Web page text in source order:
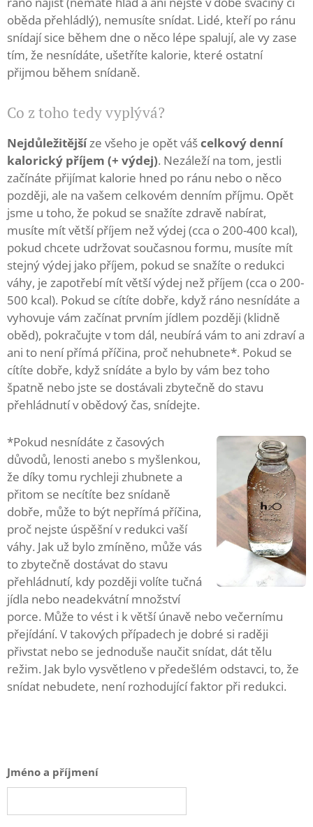
oběda přehládlý), nemusíte snídat. Lidé, kteří po ránu
snídají sice během dne o něco lépe spalují, ale vy zase
tím, že nesnídáte, ušetříte kalorie, které ostatní
přijmou během snídaně.
Co z toho tedy vyplývá?
Nejdůležitějšíze všeho je opět vášcelkový denní
kalorický příjem (+ výdej). Nezáleží na tom, jestli
začínáte přijímat kalorie hned po ránu nebo o něco
později, ale na vašem celkovém denním příjmu. Opět
jsme u toho, že pokud se snažíte zdravě nabírat,
musíte mít větší příjem než výdej (cca o 200-400 kcal),
pokud chcete udržovat současnou formu, musíte mít
stejný výdej jako příjem, pokud se snažíte o redukci
váhy, je zapotřebí mít větší výdej než příjem (cca o 200-
500 kcal). Pokud se cítíte dobře, když ráno nesnídáte a
vyhovuje vám začínat prvním jídlem později (klidně
oběd), pokračujte v tom dál, neubírá vám to ani zdraví a
ani to není přímá příčina, proč nehubnete*. Pokud se
cítíte dobře, když snídáte a bylo by vám bez toho
špatně nebo jste se dostávali zbytečně do stavu
přehládnutí v obědový čas, snídejte.
*Pokud nesnídáte z časových
důvodů, lenosti anebo s myšlenkou,
že díky tomu rychleji zhubnete a
přitom se necítíte bez snídaně
dobře, může to být nepřímá příčina,
proč nejste úspěšní v redukci vaší
váhy. Jak už bylo zmíněno, může vás
to zbytečně dostávat do stavu
přehládnutí, kdy později volíte tučná
jídla nebo neadekvátní množství
porce. Může to vést i k větší únavě nebo večernímu
přejídání. V takových případech je dobré si raději
přivstat nebo se jednoduše naučit snídat, dát tělu
režim. Jak bylo vysvětleno v předešlém odstavci, to, že
snídat nebudete, není rozhodující faktor při redukci.
Jméno a příjmení